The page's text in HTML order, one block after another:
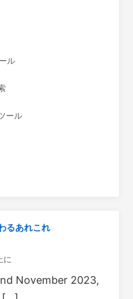
ル
ール
るあれこれ
に
November 2023,